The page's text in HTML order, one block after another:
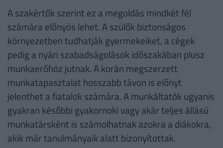
A szakértők szerint ez a megoldás mindkét fél
számára előnyös lehet. A szülők biztonságos
környezetben tudhatják gyermekeiket, a cégek
pedig a nyári szabadságolások időszakában plusz
munkaerőhöz jutnak. A korán megszerzett
munkatapasztalat hosszabb távon is előnyt
jelenthet a fiatalok számára. A munkáltatók ugyanis
gyakran későbbi gyakornoki vagy akár teljes állású
munkatársként is számolhatnak azokra a diákokra,
akik már tanulmányaik alatt bizonyítottak.